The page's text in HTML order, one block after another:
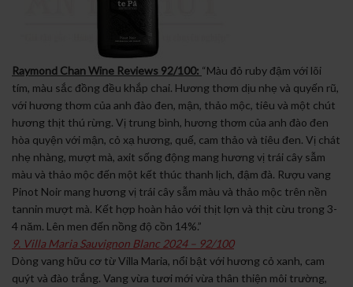
Raymond Chan Wine Reviews 92/100: “Màu đỏ ruby ​​đậm với lõi
tím, màu sắc đồng đều khắp chai. Hương thơm dịu nhẹ và quyến rũ,
với hương thơm của anh đào đen, mận, thảo mộc, tiêu và một chút
hương thịt thú rừng. Vị trung bình, hương thơm của anh đào đen
hòa quyện với mận, cỏ xạ hương, quế, cam thảo và tiêu đen. Vị chát
nhẹ nhàng, mượt mà, axit sống động mang hương vị trái cây sẫm
màu và thảo mộc đến một kết thúc thanh lịch, đậm đà. Rượu vang
Pinot Noir mang hương vị trái cây sẫm màu và thảo mộc trên nền
tannin mượt mà. Kết hợp hoàn hảo với thịt lợn và thịt cừu trong 3-
4 năm. Lên men đến nồng độ cồn 14%.”
9. Villa Maria Sauvignon Blanc 2024 – 92/100
Dòng vang hữu cơ từ Villa Maria, nổi bật với hương cỏ xanh, cam
quýt và đào trắng. Vang vừa tươi mới vừa thân thiện môi trường,